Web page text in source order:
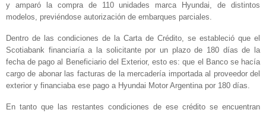
y amparó la compra de 110 unidades marca Hyundai, de distintos
modelos, previéndose autorización de embarques parciales.
Dentro de las condiciones de la Carta de Crédito, se estableció que el
Scotiabank financiaría a la solicitante por un plazo de 180 días de la
fecha de pago al Beneficiario del Exterior, esto es: que el Banco se hacía
cargo de abonar las facturas de la mercadería importada al proveedor del
exterior y financiaba ese pago a Hyundai Motor Argentina por 180 días.
En tanto que las restantes condiciones de ese crédito se encuentran